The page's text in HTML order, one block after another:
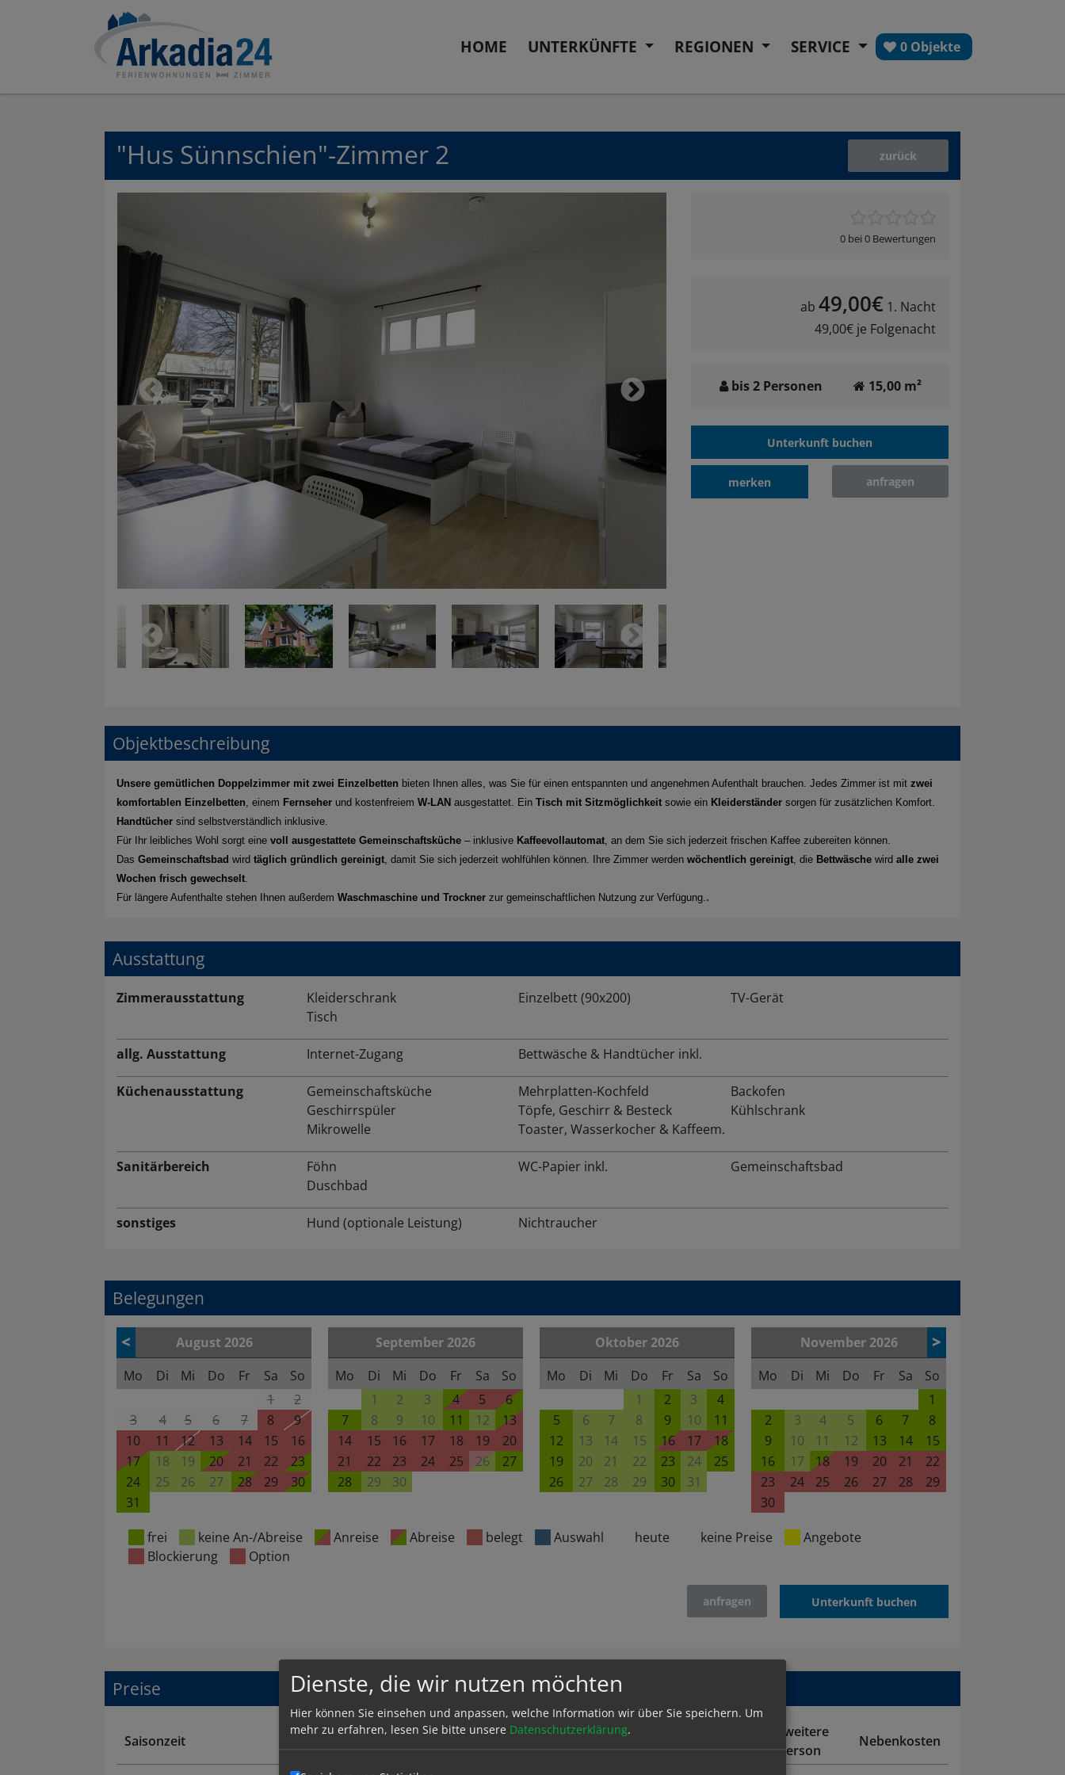
HOME UNTERKÜNFTE REGIONEN SERVICE 0 Objekte
"Hus Sünnschien"-Zimmer 2 zurück
0 bei 0 Bewertungen
ab 49,00€ 1. Nacht
49,00€ je Folgenacht
bis 2 Personen 15,00 m²
Unterkunft buchen
merken anfragen
Objektbeschreibung
Unsere gemütlichen Doppelzimmer mit zwei Einzelbetten bieten Ihnen alles, was Sie für einen entspannten und angenehmen Aufenthalt brauchen. Jedes Zimmer ist mit zwei
komfortablen Einzelbetten, einem Fernseher und kostenfreiem W-LAN ausgestattet. Ein Tisch mit Sitzmöglichkeit sowie ein Kleiderständer sorgen für zusätzlichen Komfort.
Handtücher sind selbstverständlich inklusive.
Für Ihr leibliches Wohl sorgt eine voll ausgestattete Gemeinschaftsküche – inklusive Kaffeevollautomat, an dem Sie sich jederzeit frischen Kaffee zubereiten können.
Das Gemeinschaftsbad wird täglich gründlich gereinigt, damit Sie sich jederzeit wohlfühlen können. Ihre Zimmer werden wöchentlich gereinigt, die Bettwäsche wird alle zwei
Wochen frisch gewechselt.
Für längere Aufenthalte stehen Ihnen außerdem Waschmaschine und Trockner zur gemeinschaftlichen Nutzung zur Verfügung..
Ausstattung
Zimmerausstattung Kleiderschrank Einzelbett (90x200)
TV-Gerät
Tisch
allg. Ausstattung Internet-Zugang Bettwäsche & Handtücher inkl.
Küchenausstattung Gemeinschaftsküche Mehrplatten-Kochfeld
Backofen
Geschirrspüler
Töpfe, Geschirr & Besteck
Kühlschrank
Mikrowelle
Toaster, Wasserkocher & Kaffeem.
Sanitärbereich Föhn WC-Papier inkl.
Gemeinschaftsbad
Duschbad
sonstiges Hund (optionale Leistung) Nichtraucher
Belegungen
< August 2026
Mo
Di Mi Do Fr Sa
So
1
2
3
4 5 6 7 8
9
10
11 12 13 14 15
16
17
18 19 20 21 22
23
24
25 26 27 28 29
30
31
September 2026
Mo
Di Mi Do Fr Sa
So
1
2 3 4 5
6
7
8 9 10 11 12
13
14
15 16 17 18 19
20
21
22 23 24 25 26
27
28
29 30
Oktober 2026
Mo
Di Mi Do Fr Sa
So
1
2 3
4
5
6 7 8 9 10
11
12
13 14 15 16 17
18
19
20 21 22 23 24
25
26
27 28 29 30 31
November 2026
Mo
Di Mi Do Fr Sa
So
1
2
3 4 5 6 7
8
9
10 11 12 13 14
15
16
17 18 19 20 21
22
23
24 25 26 27 28
29
30
frei
keine An-/Abreise Anreise Abreise belegt Auswahl heute keine Preise
Angebote
Blockierung
Option
>
Unterkunft buchen
anfragen
Preise
Saisonzeit
min.
Tage
Wochenpreis
Personen
je weitere
Person
Nebenkosten
Dienste, die wir nutzen möchten
Hier können Sie einsehen und anpassen, welche Information wir über Sie speichern. Um
mehr zu erfahren, lesen Sie bitte unsere Datenschutzerklärung.